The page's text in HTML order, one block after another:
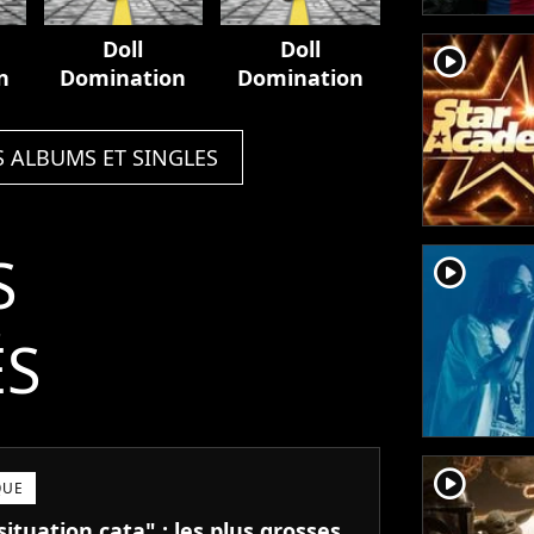
Doll
Domination
Doll
Domination
ALBUMS ET SINGLES
player2
player2
player2